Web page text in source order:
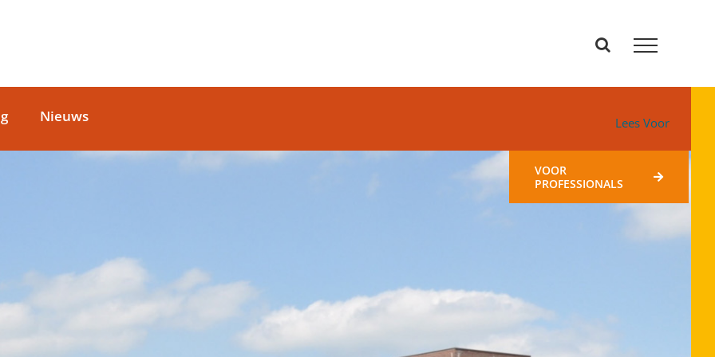
Nieuws Lees Voor
VOOR
PROFESSIONALS